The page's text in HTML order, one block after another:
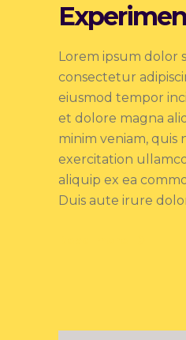
Lorem ipsum dolor
consectetur
eiusmod tempor
et dolore magna
minim veniam, quis
exercitation
aliquip ex ea
Duis aute irure